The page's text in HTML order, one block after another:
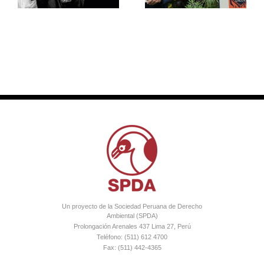
climático”
Un proyecto de la Sociedad Peruana de Derecho
Ambiental (SPDA)
Prolongación Arenales 437 Lima 27, Perú
Teléfono: (511) 612 4700
Fax: (511) 442-4365